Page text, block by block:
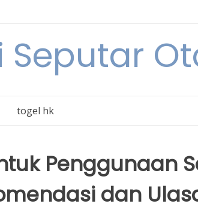
Seputar
togel hk
Penggunaan
dan